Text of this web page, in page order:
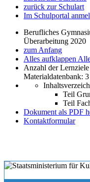
zurück zur Schulart
Im Schulportal
Berufliches
Überarbeitung 2020
zum Anfang
Alles aufklappen
Anzahl der
Materialdatenbank: 3
Teil
Teil
Dokument als PDF
Kontaktformular